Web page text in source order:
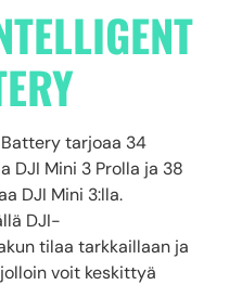
tarjoaa 34
DJI Mini 3 Prolla ja 38
DJI Mini 3:lla.
DJI-
tilaa tarkkaillaan ja
voit keskittyä